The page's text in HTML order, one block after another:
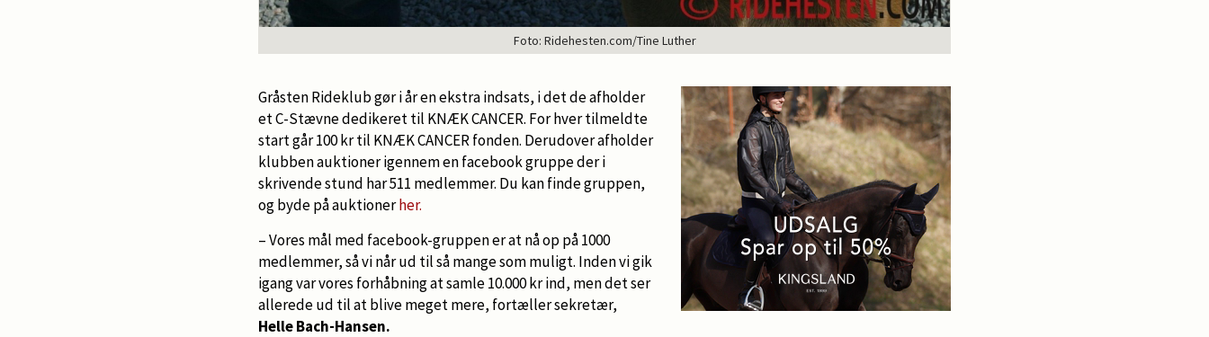
Foto: Ridehesten.com/Tine Luther
Gråsten Rideklub gør i år en ekstra indsats, i det de afholder
et C-Stævne dedikeret til KNÆK CANCER. For hver tilmeldte
start går 100 kr til KNÆK CANCER fonden. Derudover afholder
klubben auktioner igennem en facebook gruppe der i
skrivende stund har 511 medlemmer. Du kan finde gruppen,
og byde på auktionerher.
– Vores mål med facebook-gruppen er at nå op på 1000
medlemmer, så vi når ud til så mange som muligt. Inden vi gik
igang var vores forhåbning at samle 10.000 kr ind, men det ser
allerede ud til at blive meget mere, fortæller sekretær,
Helle Bach-Hansen.